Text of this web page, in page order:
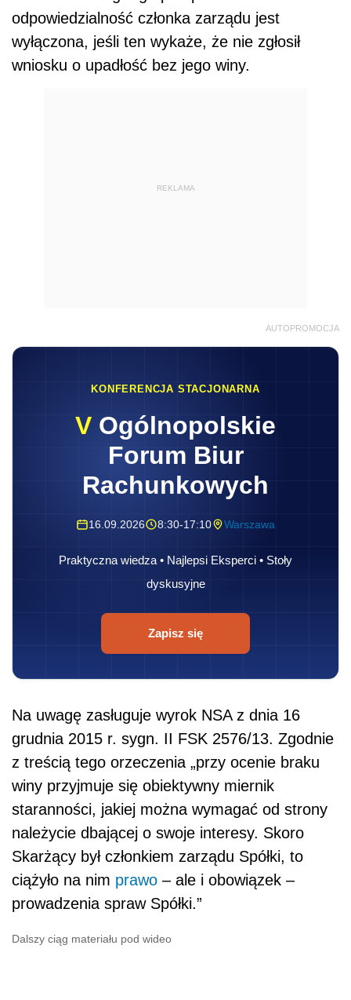
odpowiedzialność członka zarządu jest
wyłączona, jeśli ten wykaże, że nie zgłosił
wniosku o upadłość bez jego winy.
REKLAMA
AUTOPROMOCJA
KONFERENCJA STACJONARNA
V Ogólnopolskie
Forum Biur
Rachunkowych
16.09.2026 8:30-17:10 Warszawa
Praktyczna wiedza • Najlepsi Eksperci • Stoły
dyskusyjne
Zapisz się
Na uwagę zasługuje wyrok NSA z dnia 16
grudnia 2015 r. sygn. II FSK 2576/13. Zgodnie
z treścią tego orzeczenia „przy ocenie braku
winy przyjmuje się obiektywny miernik
staranności, jakiej można wymagać od strony
należycie dbającej o swoje interesy. Skoro
Skarżący był członkiem zarządu Spółki, to
ciążyło na nim prawo – ale i obowiązek –
prowadzenia spraw Spółki.”
Dalszy ciąg materiału pod wideo